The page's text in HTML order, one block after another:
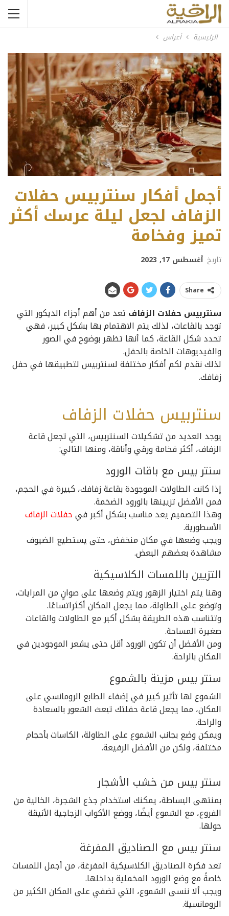
الرئيسية أعراس
أجمل أفكار سنتربيس حفلات
الزفاف لجعل ليلة عرسك أكثر
تميز وفخامة
تاريخ أغسطس 17, 2023
Share
سنتربيس حفلات الزفاف تعد من أهم أجزاء الديكور التي
توجد بالقاعات، لذلك يتم الاهتمام بها بشكل كبير، فهي
تحدد شكل القاعة، كما أنها تظهر بوضوح في الصور
والفيديوهات الخاصة بالحفل.
لذلك نقدم لكم أفكار مختلفة لسنتربيس لتطبيقها في حفل
زفافك.
سنتربيس حفلات الزفاف
يوجد العديد من تشكيلات السنتربيس، التي تجعل قاعة
الزفاف، أكثر فخامة ورقي وأناقة، ومنها التالي:
سنتر بيس مع باقات الورود
إذا كانت الطاولات الموجودة بقاعة زفافك، كبيرة في الحجم،
فمن الأفضل تزيينها بالورود الضخمة.
وهذا التصميم يعد مناسب بشكل أكبر فيحفلات الزفاف
الأسطورية.
ويجب وضعها في مكان منخفض، حتى يستطيع الضيوف
مشاهدة بعضهم البعض.
التزيين باللمسات الكلاسيكية
وهنا يتم اختيار الزهور ويتم وضعها على صوانٍ من المرايات،
وتوضع على الطاولة، مما يجعل المكان أكثراتساعًا.
وتتناسب هذه الطريقة بشكل أكبر مع الطاولات والقاعات
صغيرة المساحة.
ومن الأفضل أن تكون الورود أقل حتى يشعر الموجودين في
المكان بالراحة.
سنتر بيس مزينة بالشموع
الشموع لها تأثير كبير في إضفاء الطابع الرومانسي على
المكان، مما يجعل قاعة حفلتك تبعث الشعور بالسعادة
والراحة.
ويمكن وضع بجانب الشموع على الطاولة، الكاسات بأحجام
مختلفة، ولكن من الأفضل الرفيعة.
سنتر بيس من خشب الأشجار
بمنتهى البساطة، يمكنك استخدام جذع الشجرة، الخالية من
الفروع، مع الشموع أيضًا، ووضع الأكواب الزجاجية الأنيقة
حولها.
سنتر بيس مع الصناديق المفرغة
تعد فكرة الصناديق الكلاسيكية المفرغة، من أجمل اللمسات
خاصةً مع وضع الورود المخملية بداخلها.
ويجب ألا ننسى الشموع، التي تضفي على المكان الكثير من
الرومانسية.